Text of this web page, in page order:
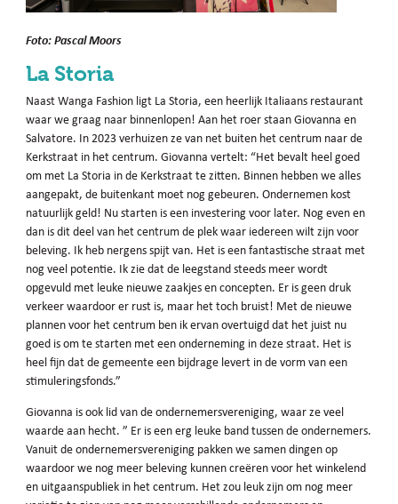
Foto: Pascal Moors
La Storia
Naast Wanga Fashion ligt La Storia, een heerlijk Italiaans restaurant
waar we graag naar binnenlopen! Aan het roer staan Giovanna en
Salvatore. In 2023 verhuizen ze van net buiten het centrum naar de
Kerkstraat in het centrum. Giovanna vertelt: “Het bevalt heel goed
om met La Storia in de Kerkstraat te zitten. Binnen hebben we alles
aangepakt, de buitenkant moet nog gebeuren. Ondernemen kost
natuurlijk geld! Nu starten is een investering voor later. Nog even en
dan is dit deel van het centrum de plek waar iedereen wilt zijn voor
beleving. Ik heb nergens spijt van. Het is een fantastische straat met
nog veel potentie. Ik zie dat de leegstand steeds meer wordt
opgevuld met leuke nieuwe zaakjes en concepten. Er is geen druk
verkeer waardoor er rust is, maar het toch bruist! Met de nieuwe
plannen voor het centrum ben ik ervan overtuigd dat het juist nu
goed is om te starten met een onderneming in deze straat. Het is
heel fijn dat de gemeente een bijdrage levert in de vorm van een
stimuleringsfonds.”
Giovanna is ook lid van de ondernemersvereniging, waar ze veel
waarde aan hecht. ” Er is een erg leuke band tussen de ondernemers.
Vanuit de ondernemersvereniging pakken we samen dingen op
waardoor we nog meer beleving kunnen creëren voor het winkelend
en uitgaanspubliek in het centrum. Het zou leuk zijn om nog meer